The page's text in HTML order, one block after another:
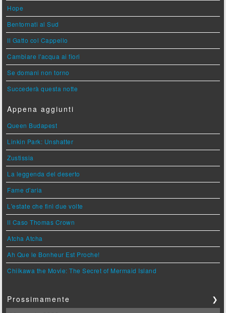
Hope
Bentornati al Sud
Il Gatto col Cappello
Cambiare l'acqua ai fiori
Se domani non torno
Succederà questa notte
Appena aggiunti
Queen Budapest
Linkin Park: Unshatter
Zustissia
La leggenda del deserto
Fame d'aria
L'estate che finì due volte
Il Caso Thomas Crown
Atcha Atcha
Ah Que le Bonheur Est Proche!
Chiikawa the Movie: The Secret of Mermaid Island
Prossimamente ❯